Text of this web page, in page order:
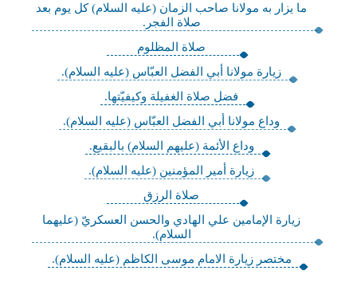
ما يزار به مولانا صاحب الزمان (عليه ‌السلام) كل يوم بعد
صلاة الفجر.
صلاة المظلوم
زيارة مولانا أبي الفضل العبّاس (عليه السلام).
فضل صلاة الغفيلة وكيفيّتها.
وداع مولانا أبي الفضل العبّاس (عليه السلام).
وداع الأئمة (عليهم السلام) بالبقيع.
زيارة أمير المؤمنين (عليه السلام).
صلاة الرزق
زيارة الإمامين علي الهادي والحسن العسكريّ (عليهما
السلام).
مختصر زيارة الامام موسى الكاظم (عليه السلام).